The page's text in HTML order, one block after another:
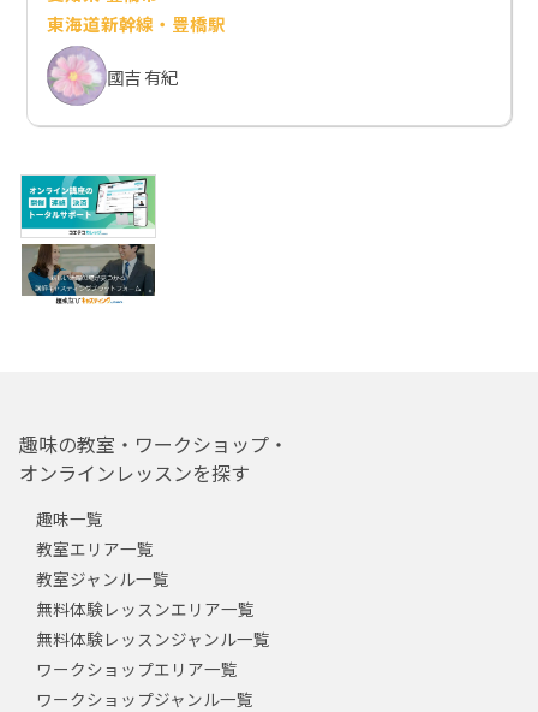
東海道新幹線・豊橋駅
國吉 有紀
趣味の教室・ワークショップ・
オンラインレッスンを探す
趣味一覧
教室エリア一覧
教室ジャンル一覧
無料体験レッスンエリア一覧
無料体験レッスンジャンル一覧
ワークショップエリア一覧
ワークショップジャンル一覧